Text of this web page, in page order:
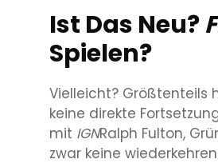
Ist Das Neu?
Spielen?
Vielleicht? Größtenteils
keine direkte
mit IGNRalph Fulton,
zwar keine